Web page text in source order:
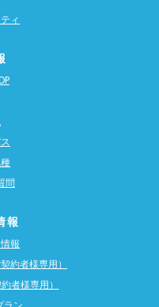
ィ
問
報
報
約者様専用）
者様専用）